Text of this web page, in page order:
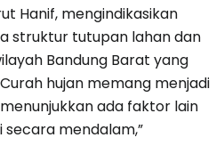
Hanif, mengindikasikan
struktur tutupan lahan dan
Bandung Barat yang
hujan memang menjadi
ada faktor lain
secara mendalam,”